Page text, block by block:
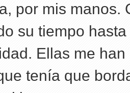
por mis manos.
su tiempo
Ellas me
tenía que